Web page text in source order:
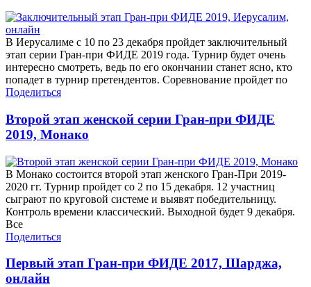
В Иерусалиме с 10 по 23 декабря пройдет заключительный
этап серии Гран-при ФИДЕ 2019 года. Турнир будет очень
интересно смотреть, ведь по его окончании станет ясно, кто
попадет в турнир претендентов. Соревнование пройдет по
Поделиться
Второй этап женской серии Гран-при ФИДЕ
2019, Монако
В Монако состоится второй этап женского Гран-При 2019-
2020 гг. Турнир пройдет со 2 по 15 декабря. 12 участниц
сыграют по круговой системе и выявят победительницу.
Контроль времени классический. Выходной будет 9 декабря.
Все
Поделиться
Первый этап Гран-при ФИДЕ 2017, Шарджа,
онлайн